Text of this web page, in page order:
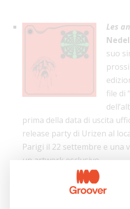
Les
suo
file di
prima della data di uscita
release party di Urizen al
Parigi il 22 settembre e una
un artwork esclusivo